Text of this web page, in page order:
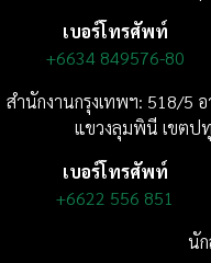
เบอร์โทรศัพท์
+6634 849576-80
สำนักงานกรุงเทพฯ: 518/5
แขวงลุมพินี เขตป
เบอร์โทรศัพท์
+6622 556 851
นั